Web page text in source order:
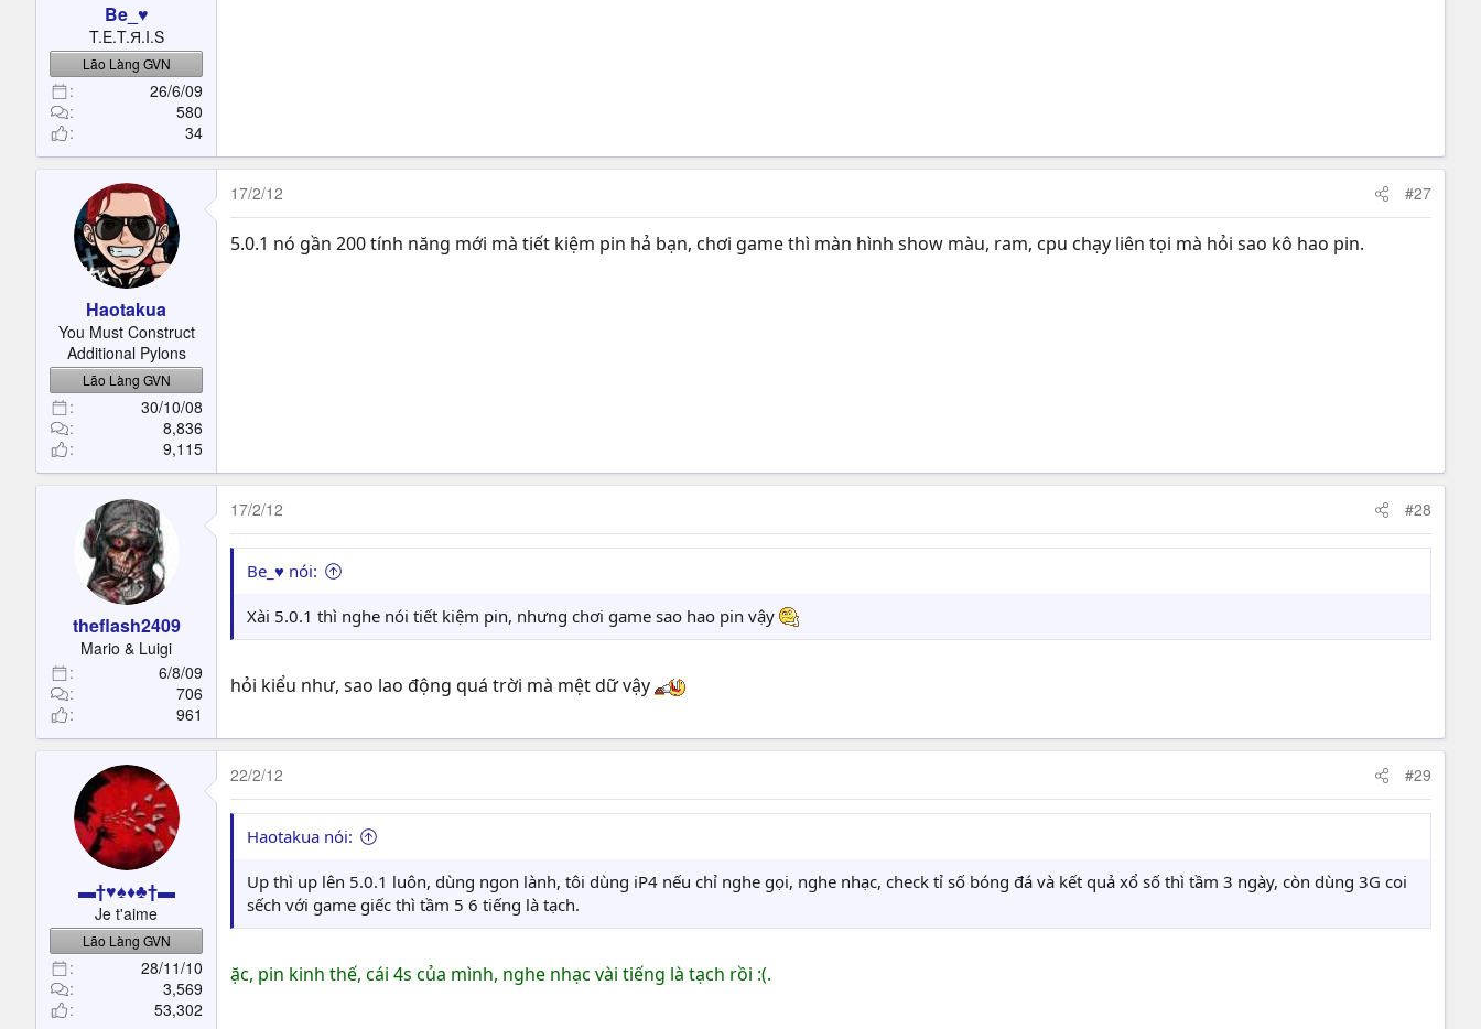
Be_♥
T.E.T.Я.I.S
Lão Làng GVN
26/6/09
580
34
Haotakua
You Must Construct
Additional Pylons
Lão Làng GVN
30/10/08
8,836
9,115
17/2/12 #27
5.0.1 nó gần 200 tính năng mới mà tiết kiệm pin hả bạn, chơi game thì màn hình show màu, ram, cpu chạy liên tọi mà hỏi sao kô hao pin.
theflash2409
Mario & Luigi
6/8/09
706
961
17/2/12 #28
Be_♥ nói:
Xài 5.0.1 thì nghe nói tiết kiệm pin, nhưng chơi game sao hao pin vậy
hỏi kiểu như, sao lao động quá trời mà mệt dữ vậy
▬†♥♠♦♣†▬
Je t'aime
Lão Làng GVN
28/11/10
3,569
53,302
22/2/12 #29
Haotakua nói:
Up thì up lên 5.0.1 luôn, dùng ngon lành, tôi dùng iP4 nếu chỉ nghe gọi, nghe nhạc, check tỉ số bóng đá và kết quả xổ số thì tầm 3 ngày, còn dùng 3G coi
sếch với game giếc thì tầm 5 6 tiếng là tạch.
ặc, pin kinh thế, cái 4s của mình, nghe nhạc vài tiếng là tạch rồi :(.